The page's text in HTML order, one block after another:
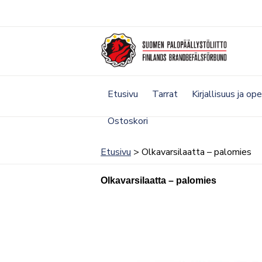
Etusivu Tarrat Kirjallisuus ja
Ostoskori
Etusivu > Olkavarsilaatta – palomies
Olkavarsilaatta – palomies